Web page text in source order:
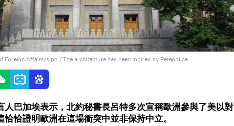
Foreign Affairs/sipo / The architecture has been inpired by Perepolice
人巴加埃表示，北約秘書長呂特多次宣稱歐洲參與了美以對
恰證明歐洲在這場衝突中並非保持中立。